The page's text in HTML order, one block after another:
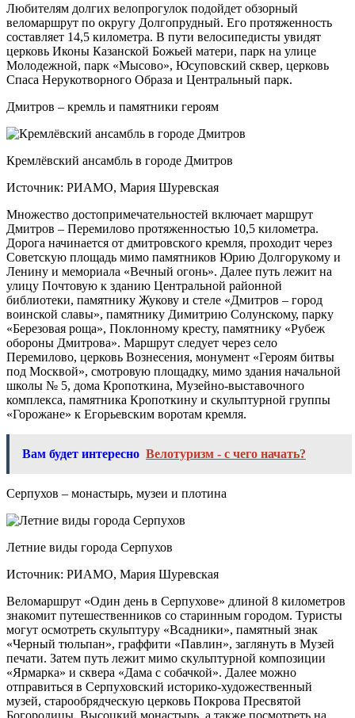
Любителям долгих велопрогулок подойдет обзорный
веломаршрут по округу Долгопрудный. Его протяженность
составляет 14,5 километра. В пути велосипедисты увидят
церковь Иконы Казанской Божьей матери, парк на улице
Молодежной, парк «Мысово», Юсуповский сквер, церковь
Спаса Нерукотворного Образа и Центральный парк.
Дмитров – кремль и памятники героям
Кремлёвский ансамбль в городе Дмитров
Источник: РИАМО, Мария Шуревская
Множество достопримечательностей включает маршрут
Дмитров – Перемилово протяженностью 10,5 километра.
Дорога начинается от дмитровского кремля, проходит через
Советскую площадь мимо памятников Юрию Долгорукому и
Ленину и мемориала «Вечный огонь». Далее путь лежит на
улицу Почтовую к зданию Центральной районной
библиотеки, памятнику Жукову и стеле «Дмитров – город
воинской славы», памятнику Димитрию Солунскому, парку
«Березовая роща», Поклонному кресту, памятнику «Рубеж
обороны Дмитрова». Маршрут следует через село
Перемилово, церковь Вознесения, монумент «Героям битвы
под Москвой», смотровую площадку, мимо здания начальной
школы № 5, дома Кропоткина, Музейно-выставочного
комплекса, памятника Кропоткину и скульптурной группы
«Горожане» к Егорьевским воротам кремля.
Вам будет интересно Велотуризм - с чего начать?
Серпухов – монастырь, музеи и плотина
Летние виды города Серпухов
Источник: РИАМО, Мария Шуревская
Веломаршрут «Один день в Серпухове» длиной 8 километров
знакомит путешественников со старинным городом. Туристы
могут осмотреть скульптуру «Всадники», памятный знак
«Черный тюльпан», граффити «Павлин», заглянуть в Музей
печати. Затем путь лежит мимо скульптурной композиции
«Ярмарка» и сквера «Дама с собачкой». Далее можно
отправиться в Серпуховский историко-художественный
музей, старообрядческую церковь Покрова Пресвятой
Богородицы, Высоцкий монастырь, а также посмотреть на